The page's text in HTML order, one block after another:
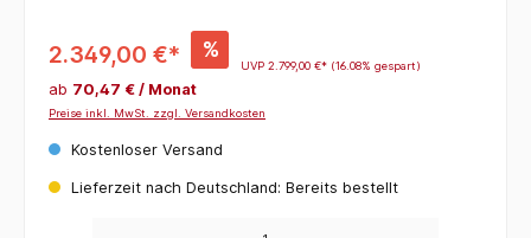
2.349,00 €* %
UVP 2.799,00 €* (16.08% gespart)
ab 70,47 € / Monat
Preise inkl. MwSt. zzgl. Versandkosten
Kostenloser Versand
Lieferzeit nach Deutschland: Bereits bestellt